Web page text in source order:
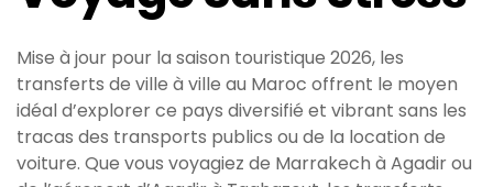
Mise à jour pour la saison touristique 2026, les
transferts de ville à ville au Maroc offrent le moyen
idéal d’explorer ce pays diversifié et vibrant sans les
tracas des transports publics ou de la location de
voiture. Que vous voyagiez de Marrakech à Agadir ou